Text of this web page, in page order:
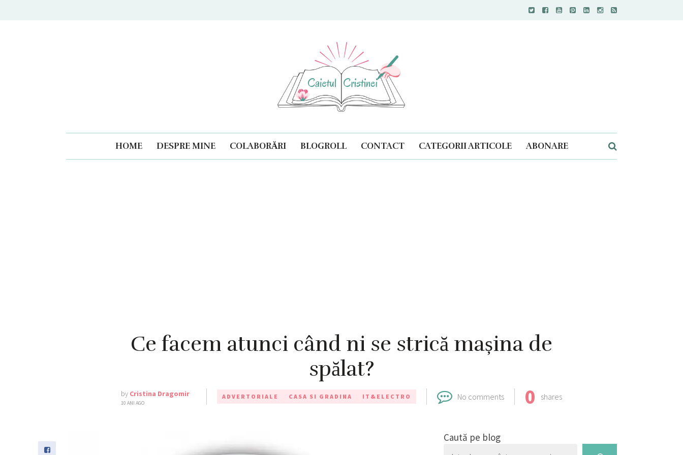
HOME DESPRE MINE COLABORĂRI BLOGROLL CONTACT CATEGORII ARTICOLE ABONARE
Ce facem atunci când ni se strică mașina de
spălat?
by Cristina Dragomir
10 ANI AGO
ADVERTORIALE CASA SI GRADINA IT&ELECTRO No comments 0 shares
Caută pe blog